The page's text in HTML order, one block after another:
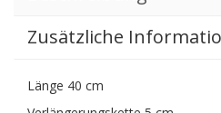
Zusätzliche
Länge 40 cm